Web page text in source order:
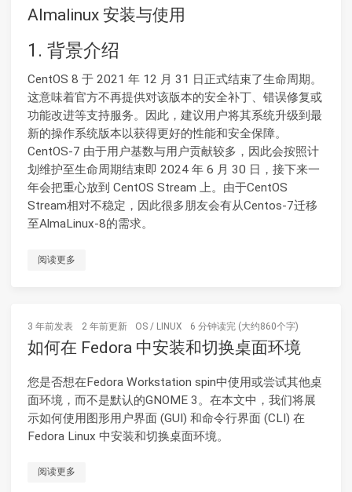
Almalinux 安装与使用
1. 背景介绍
CentOS 8 于 2021 年 12 月 31 日正式结束了生命周期。
这意味着官方不再提供对该版本的安全补丁、错误修复或
功能改进等支持服务。因此，建议用户将其系统升级到最
新的操作系统版本以获得更好的性能和安全保障。
CentOS-7 由于用户基数与用户贡献较多，因此会按照计
划维护至生命周期结束即 2024 年 6 月 30 日，接下来一
年会把重心放到 CentOS Stream 上。由于CentOS
Stream相对不稳定，因此很多朋友会有从Centos-7迁移
至AlmaLinux-8的需求。
阅读更多
3 年前发表 2 年前更新 OS / LINUX 6 分钟读完 (大约860个字)
如何在 Fedora 中安装和切换桌面环境
您是否想在Fedora Workstation spin中使用或尝试其他桌
面环境，而不是默认的GNOME 3。在本文中，我们将展
示如何使用图形用户界面 (GUI) 和命令行界面 (CLI) 在
Fedora Linux 中安装和切换桌面环境。
阅读更多